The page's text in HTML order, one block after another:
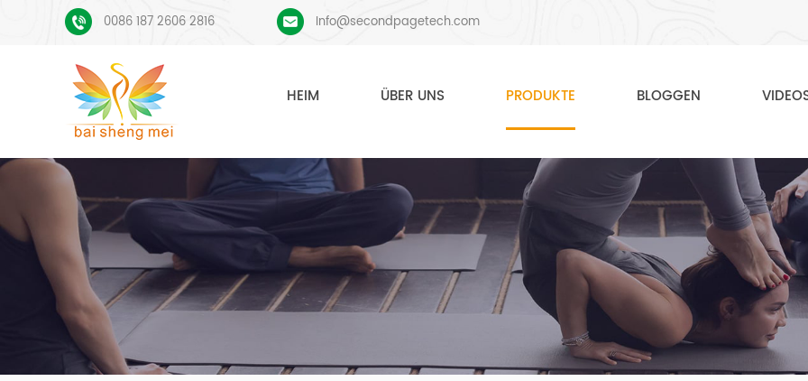
0086 187 2606 2816 Info@secondpagetech.com
HEIM ÜBER UNS PRODUKTE BLOGGEN